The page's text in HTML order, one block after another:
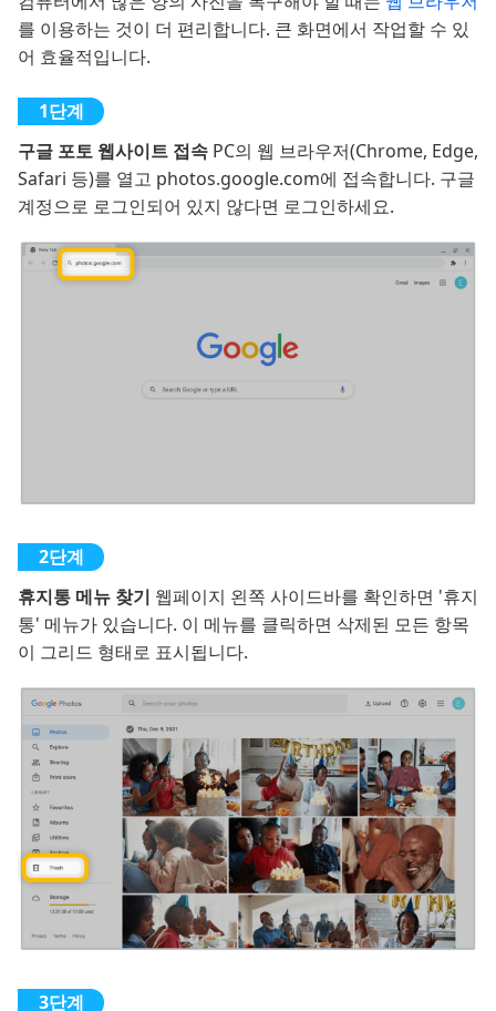
를 이용하는 것이 더 편리합니다. 큰 화면에서 작업할 수 있
어 효율적입니다.
구글 포토 웹사이트 접속 PC의 웹 브라우저(Chrome, Edge,
Safari 등)를 열고 photos.google.com에 접속합니다. 구글
계정으로 로그인되어 있지 않다면 로그인하세요.
휴지통 메뉴 찾기 웹페이지 왼쪽 사이드바를 확인하면 '휴지
통' 메뉴가 있습니다. 이 메뉴를 클릭하면 삭제된 모든 항목
이 그리드 형태로 표시됩니다.